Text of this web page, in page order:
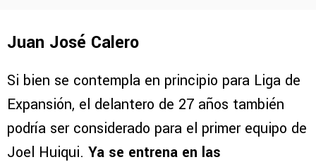
Juan José Calero
Si bien se contempla en principio para Liga de
Expansión, el delantero de 27 años también
podría ser considerado para el primer equipo de
Joel Huiqui. Ya se entrena en las